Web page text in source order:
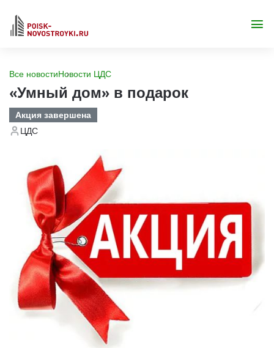
Все новостиНовости ЦДС
«Умный дом» в подарок
Акция завершена
ЦДС